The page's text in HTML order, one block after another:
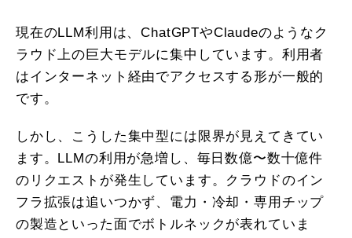
現在のLLM利用は、ChatGPTやClaudeのようなク
ラウド上の巨大モデルに集中しています。利用者
はインターネット経由でアクセスする形が一般的
です。
しかし、こうした集中型には限界が見えてきてい
ます。LLMの利用が急増し、毎日数億〜数十億件
のリクエストが発生しています。クラウドのイン
フラ拡張は追いつかず、電力・冷却・専用チップ
の製造といった面でボトルネックが表れていま